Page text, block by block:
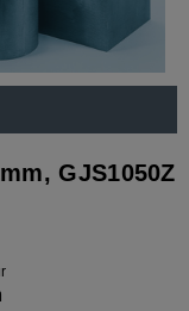
GJS1050Z